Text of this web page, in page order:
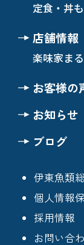
定食・丼
店舗情報
楽味家ま
お客様の
お知らせ
ブログ
伊東魚類
個人情報
採用情報
お問い合